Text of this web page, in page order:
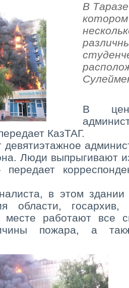
В
В
КазТАГ.
девятиэтажное
Люди выпрыгивают
в этом здании
области,
месте работают все
пожара, а